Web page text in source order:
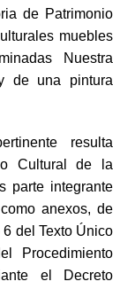
de Patrimonio
muebles
Nuestra
de una pintura
resulta
Cultural de la
parte integrante
anexos, de
del Texto Único
Procedimiento
el Decreto